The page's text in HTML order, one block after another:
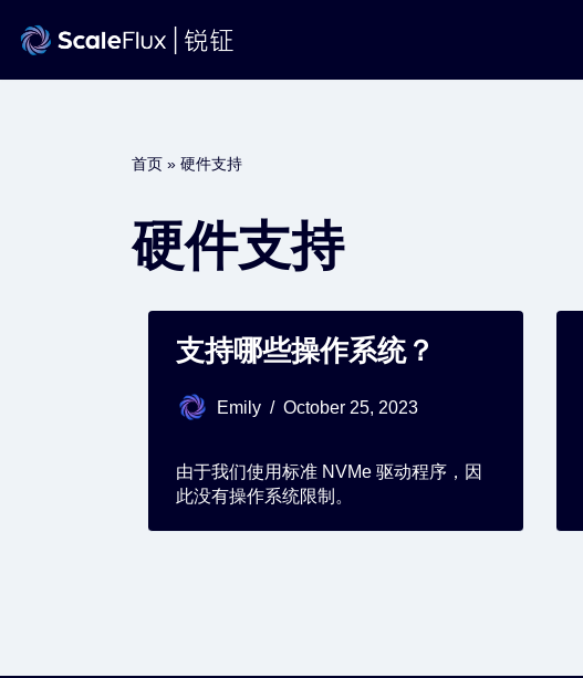
首页 » 硬件支持
硬件支持
支持哪些操作系统？
Emily October 25, 2023
由于我们使用标准 NVMe 驱动程序，因
此没有操作系统限制。